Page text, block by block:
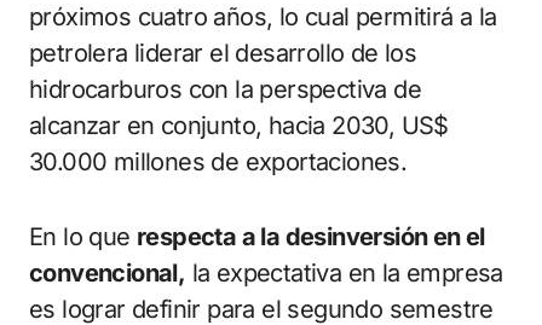
próximos cuatro años, lo cual permitirá a la
petrolera liderar el desarrollo de los
hidrocarburos con la perspectiva de
alcanzar en conjunto, hacia 2030, US$
30.000 millones de exportaciones.
En lo que respecta a la desinversión en el
convencional, la expectativa en la empresa
es lograr definir para el segundo semestre